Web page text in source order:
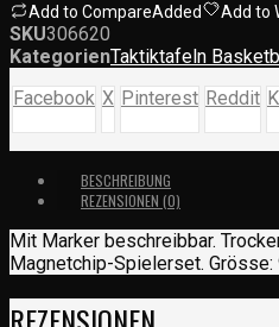
Add to CompareAdded Add to
SKU306620
KategorienTaktiktafeln
Facebook X Pinterest Reddit
BESCHREIBUNG
REZENSIONEN (0)
Mit Marker beschreibbar.
Magnetchip-Spielerset. Grösse: